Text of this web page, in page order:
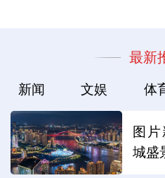
最新
新闻 文娱 体
图
城盛